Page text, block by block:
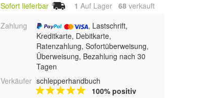
Sofort lieferbar 1 Auf Lager 68 verkauft
Zahlung
, Lastschrift,
Kreditkarte, Debitkarte,
Ratenzahlung, Sofortüberweisung,
Überweisung, Bezahlung nach 30
Tagen
Verkäufer schlepperhandbuch
100% positiv